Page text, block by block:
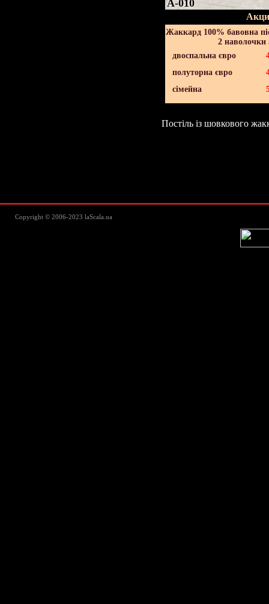
A-010
Жаккард 100% бавовна
2 наволочки
двоспальна євро
полуторна євро
сімейна
Постіль із шовкового
Copyright © 2006-2023 laScala.ua